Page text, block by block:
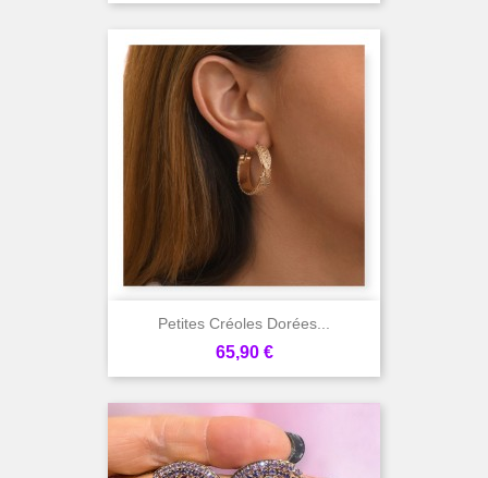
Petites Créoles Dorées...
Prix
65,90 €